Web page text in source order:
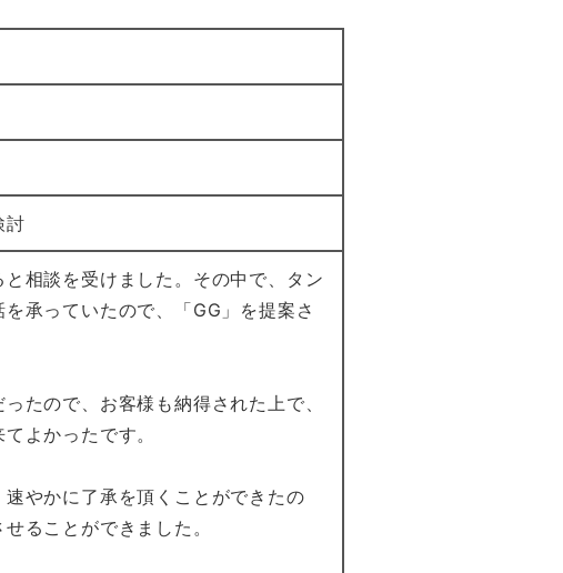
討
相談を受けました。その中で、タン
承っていたので、「GG」を提案さ
たので、お客様も納得された上で、
よかったです。
やかに了承を頂くことができたの
ることができました。